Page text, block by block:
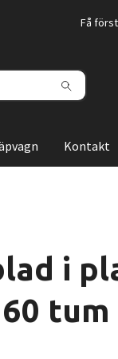
Få
Kontakt
i
tum